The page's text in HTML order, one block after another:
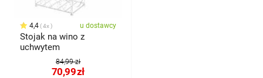
4,4 4x u dostawcy
Stojak na wino z
uchwytem
84,99 zł
70,99zł